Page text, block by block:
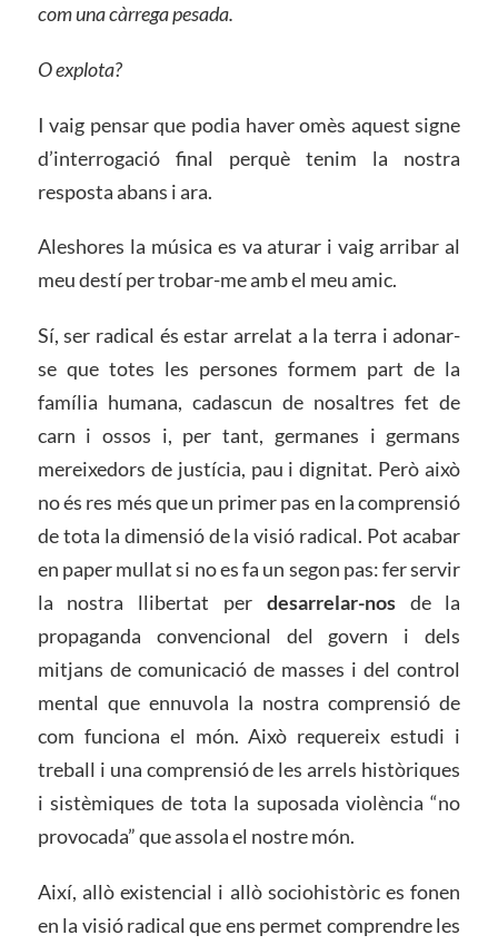
com una càrrega pesada.
O explota?
I vaig pensar que podia haver omès aquest signe
d’interrogació final perquè tenim la nostra
resposta abans i ara.
Aleshores la música es va aturar i vaig arribar al
meu destí per trobar-me amb el meu amic.
Sí, ser radical és estar arrelat a la terra i adonar-
se que totes les persones formem part de la
família humana, cadascun de nosaltres fet de
carn i ossos i, per tant, germanes i germans
mereixedors de justícia, pau i dignitat. Però això
no és res més que un primer pas en la comprensió
de tota la dimensió de la visió radical. Pot acabar
en paper mullat si no es fa un segon pas: fer servir
la nostra llibertat per desarrelar-nosde la
propaganda convencional del govern i dels
mitjans de comunicació de masses i del control
mental que ennuvola la nostra comprensió de
com funciona el món. Això requereix estudi i
treball i una comprensió de les arrels històriques
i sistèmiques de tota la suposada violència “no
provocada” que assola el nostre món.
Així, allò existencial i allò sociohistòric es fonen
en la visió radical que ens permet comprendre les